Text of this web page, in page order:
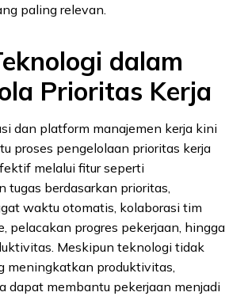
paling relevan.
dalam
Prioritas Kerja
dan platform manajemen kerja kini
proses pengelolaan prioritas kerja
melalui fitur seperti
tugas berdasarkan prioritas,
waktu otomatis, kolaborasi tim
pelacakan progres pekerjaan, hingga
Meskipun teknologi tidak
meningkatkan produktivitas,
dapat membantu pekerjaan menjadi